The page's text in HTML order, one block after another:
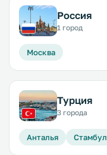
Россия
1 город
Москва
Турция
3 города
Анталья Стамбул